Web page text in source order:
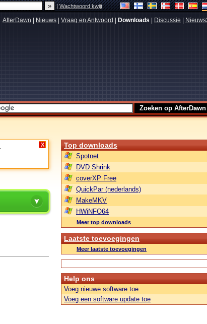
|Wachtwoord kwijt
AfterDawn Nieuws Vraag en Antwoord Downloads Discussie
X Top downloads
Spotnet
DVD Shrink
coverXP Free
QuickPar (nederlands)
MakeMKV
HWiNFO64
Meer top downloads
Laatste toevoegingen
Meer laatste toevoegingen
Help ons
Voeg nieuwe software toe
Voeg een software update toe